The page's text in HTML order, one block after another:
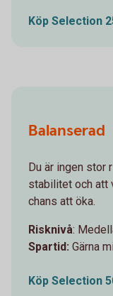
Köp Selection
Balanserad
Du är ingen stor
stabilitet och att
chans att öka.
Risknivå:
Spartid: Gärna
Köp Selection